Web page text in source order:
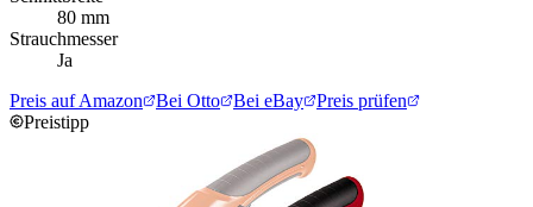
80 mm
Strauchmesser
Ja
Preis auf Amazon
Bei Otto Bei eBay
Preis prüfen
Preistipp